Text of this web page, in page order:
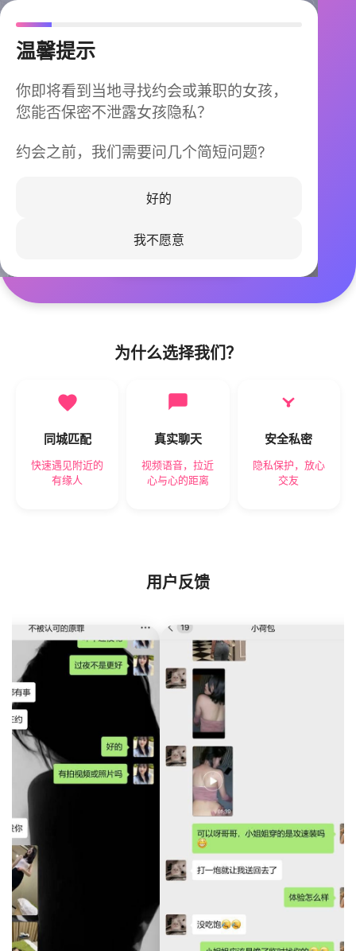
温馨提示
你即将看到当地寻找约会或兼职的女孩，
您能否保密不泄露女孩隐私？
约会之前，我们需要问几个简短问题?
好的
我不愿意
今晚不再孤单
同城快速匹配，马上认识身边的TA
立即下载
为什么选择我们？
同城匹配
快速遇见附近的
有缘人
真实聊天
视频语音，拉近
心与心的距离
安全私密
隐私保护，放心
交友
用户反馈